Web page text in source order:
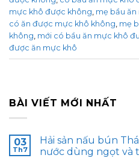
mực khô được không mẹ bầu
có ăn được mực khô không mẹ
không mới có bầu ăn mực khô
được ăn mực khô
BÀI VIẾT MỚI NHẤT
03
Th7
Hải sản nấu bún
nước dùng ngọt và